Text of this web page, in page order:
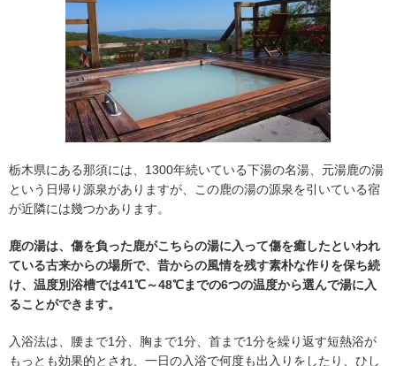
栃木県にある那須には、1300年続いている下湯の名湯、元湯鹿の湯
という日帰り源泉がありますが、この鹿の湯の源泉を引いている宿
が近隣には幾つかあります。
鹿の湯は、傷を負った鹿がこちらの湯に入って傷を癒したといわれ
ている古来からの場所で、昔からの風情を残す素朴な作りを保ち続
け、温度別浴槽では41℃～48℃までの6つの温度から選んで湯に入
ることができます。
入浴法は、腰まで1分、胸まで1分、首まで1分を繰り返す短熱浴が
もっとも効果的とされ、一日の入浴で何度も出入りをしたり、ひし